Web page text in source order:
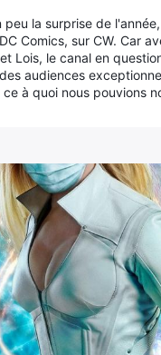
peu la surprise de
Comics, sur CW. Car
Lois, le canal en
audiences
à quoi nous pouvions